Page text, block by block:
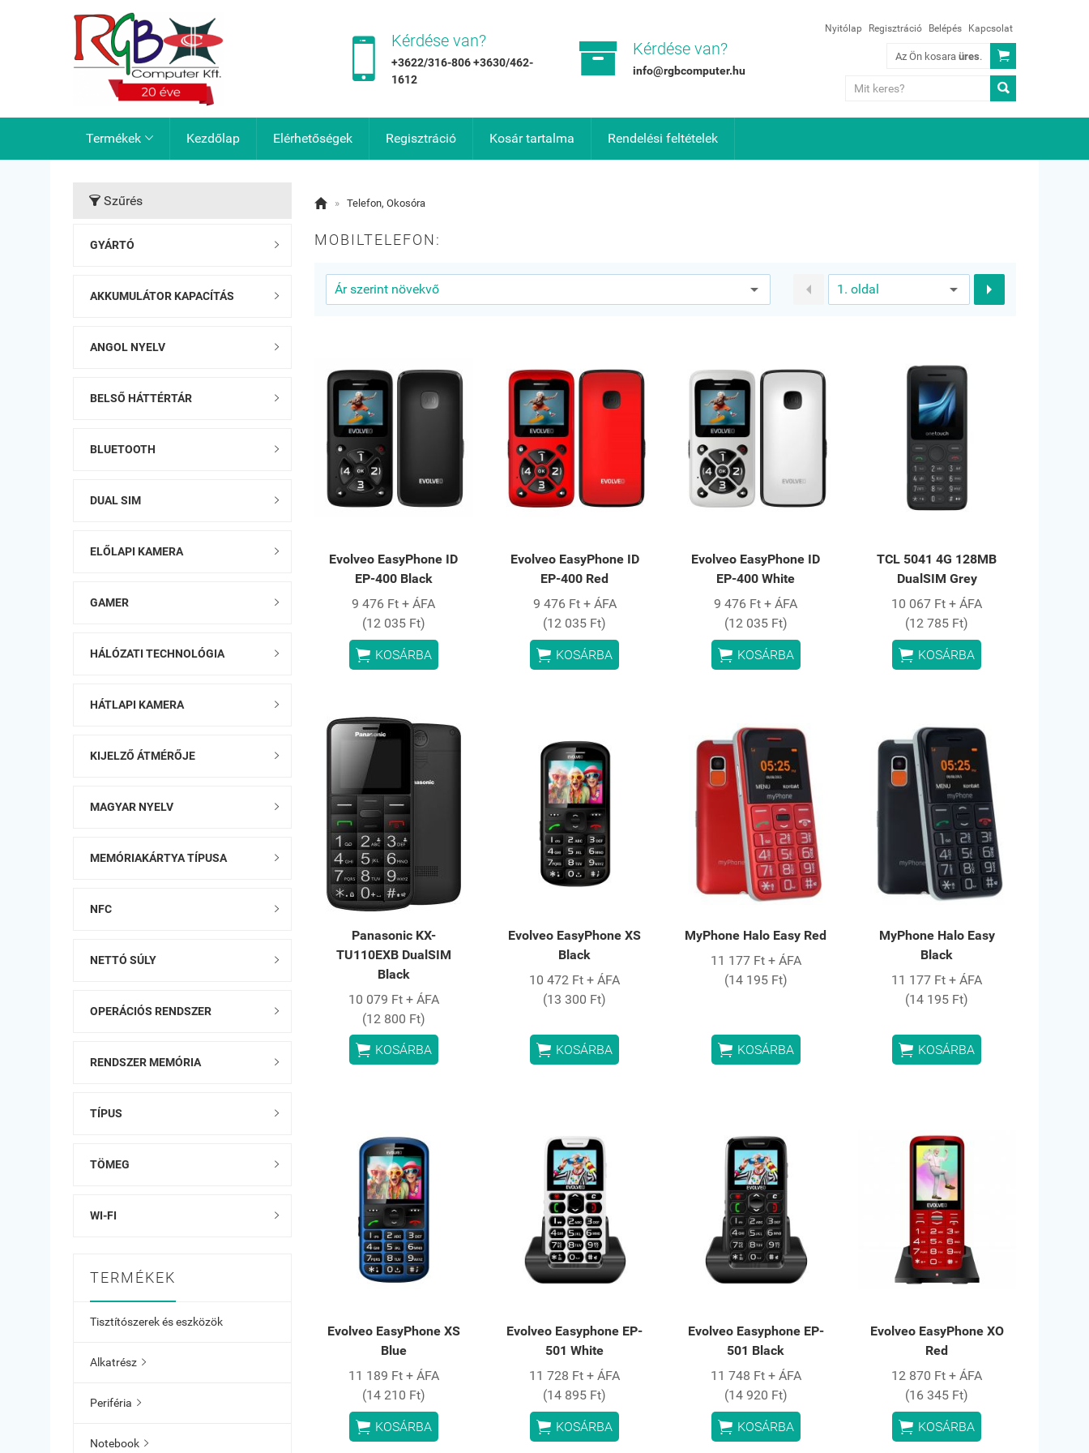
 Kérdése van?
+3622/316-806 +3630/462-
1612
 Kérdése van?
info@rgbcomputer.hu
Nyitólap Regisztráció Belépés Kapcsolat
Az Ön kosara üres.


Termékek  Kezdőlap Elérhetőségek Regisztráció Kosár tartalma Rendelési feltételek
 Szűrés
GYÁRTÓ 
AKKUMULÁTOR KAPACÍTÁS 
ANGOL NYELV 
BELSŐ HÁTTÉRTÁR 
BLUETOOTH 
DUAL SIM 
ELŐLAPI KAMERA 
GAMER 
HÁLÓZATI TECHNOLÓGIA 
HÁTLAPI KAMERA 
KIJELZŐ ÁTMÉRŐJE 
MAGYAR NYELV 
MEMÓRIAKÁRTYA TÍPUSA 
NFC 
NETTÓ SÚLY 
OPERÁCIÓS RENDSZER 
RENDSZER MEMÓRIA 
TÍPUS 
TÖMEG 
WI-FI 
TERMÉKEK
Tisztítószerek és eszközök
Alkatrész 
Periféria 
Notebook 
 » Telefon, Okosóra
MOBILTELEFON:
 
Evolveo EasyPhone ID
EP-400 Black
9 476 Ft + ÁFA
(12 035 Ft)
 KOSÁRBA
Evolveo EasyPhone ID
EP-400 Red
9 476 Ft + ÁFA
(12 035 Ft)
 KOSÁRBA
Evolveo EasyPhone ID
EP-400 White
9 476 Ft + ÁFA
(12 035 Ft)
 KOSÁRBA
TCL 5041 4G 128MB
DualSIM Grey
10 067 Ft + ÁFA
(12 785 Ft)
 KOSÁRBA
Panasonic KX-
TU110EXB DualSIM
Black
10 079 Ft + ÁFA
(12 800 Ft)
 KOSÁRBA
Evolveo EasyPhone XS
Black
10 472 Ft + ÁFA
(13 300 Ft)
 KOSÁRBA
MyPhone Halo Easy Red
11 177 Ft + ÁFA
(14 195 Ft)
 KOSÁRBA
MyPhone Halo Easy
Black
11 177 Ft + ÁFA
(14 195 Ft)
 KOSÁRBA
Evolveo EasyPhone XS
Blue
11 189 Ft + ÁFA
(14 210 Ft)
 KOSÁRBA
Evolveo Easyphone EP-
501 White
11 728 Ft + ÁFA
(14 895 Ft)
 KOSÁRBA
Evolveo Easyphone EP-
501 Black
11 748 Ft + ÁFA
(14 920 Ft)
 KOSÁRBA
Evolveo EasyPhone XO
Red
12 870 Ft + ÁFA
(16 345 Ft)
 KOSÁRBA